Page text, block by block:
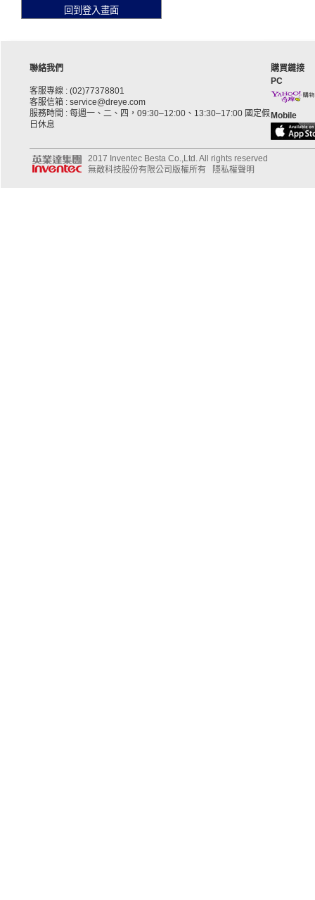
聯絡我們
客服專線 : (02)77378801
客服信箱 : service@dreye.com
服務時間 : 每週一、二、四，09:30–12:00、13:30–17:00 國定假
日休息
購買鏈接
PC
Mobile
2017 Inventec Besta Co.,Ltd. All rights reserved
無敵科技股份有限公司版權所有
隱私權聲明